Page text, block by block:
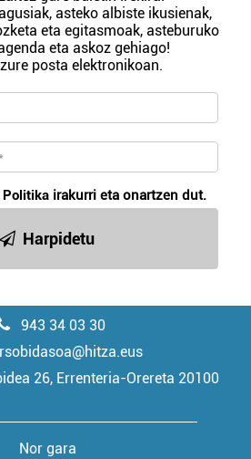
asteko albiste ikusienak,
eta egitasmoak, asteburuko
eta askoz gehiago!
posta elektronikoan.
Politika irakurri eta onartzen dut.
Harpidetu
943 34 03 30
26, Errenteria-Orereta 20100
Nor gara